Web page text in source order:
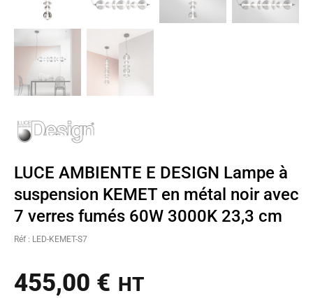
LUCE AMBIENTE E DESIGN Lampe à
suspension KEMET en métal noir avec
7 verres fumés 60W 3000K 23,3 cm
Réf : LED-KEMET-S7
455,00 € HT